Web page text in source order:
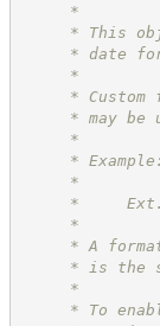
*
* This
* date
*
* Custom
* may be
*
* Example:
*
*
*
* A
* is the
*
* To enable